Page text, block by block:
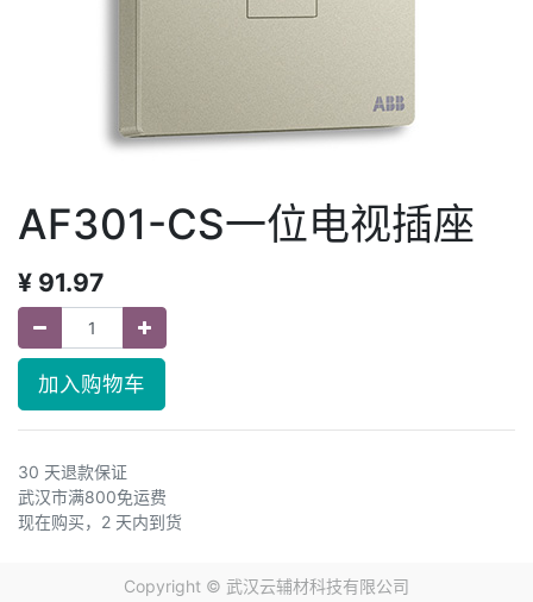
AF301-CS一位电视插座
¥ 91.97
加入购物车
30 天退款保证
武汉市满800免运费
现在购买，2 天内到货
Copyright © 武汉云辅材科技有限公司